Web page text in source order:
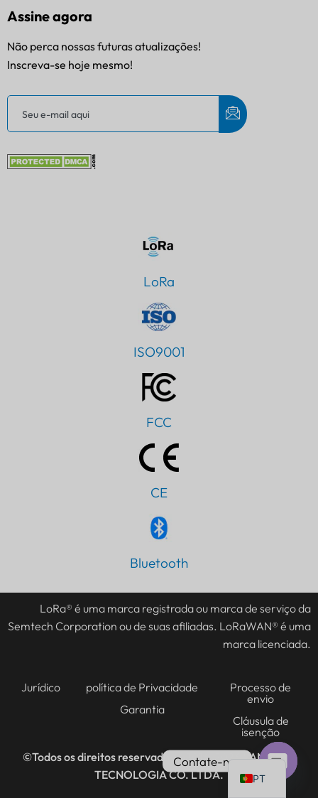
Assine agora
Não perca nossas futuras atualizações!
Inscreva-se hoje mesmo!
LoRa
ISO9001
FCC
CE
Bluetooth
LoRa® é uma marca registrada ou marca de serviço da
Semtech Corporation ou de suas afiliadas. LoRaWAN® é uma
marca licenciada.
Jurídico
política de Privacidade
Garantia
Processo de
envio
Cláusula de
isenção
©Todos os direitos reservados @2016-2026
LANSITEC
TECNOLOGIA CO. LTDA.
PT
EN
TH
FR
ES
JA
AR
Contate-nos